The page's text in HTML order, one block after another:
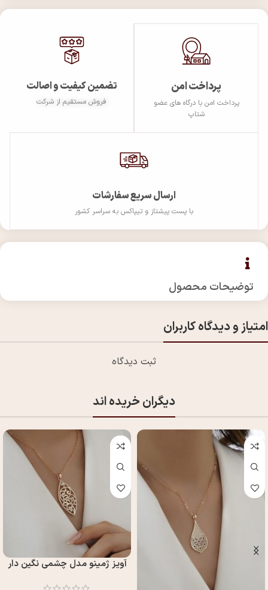
پرداخت امن
پرداخت امن با درگاه های عضو
شتاپ
تضمین کیفیت و اصالت
فروش مستقیم از شرکت
ارسال سریع سفارشات
با پست پیشتاز و تیپاکس به سراسر کشور
توضیحات محصول
امتیاز و دیدگاه کاربران
ثبت دیدگاه
دیگران خریده اند
آويز ژمینو مدل چشمي نگين دار